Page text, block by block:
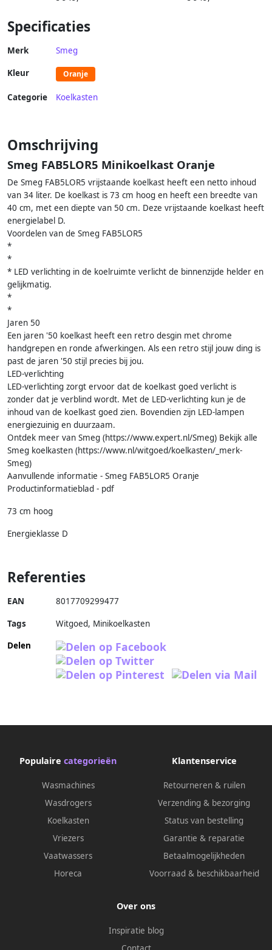
Specificaties
Merk Smeg
Kleur Oranje
Categorie Koelkasten
Omschrijving
Smeg FAB5LOR5 Minikoelkast Oranje
De Smeg FAB5LOR5 vrijstaande koelkast heeft een netto inhoud
van 34 liter. De koelkast is 73 cm hoog en heeft een breedte van
40 cm, met een diepte van 50 cm. Deze vrijstaande koelkast heeft
energielabel D.
Voordelen van de Smeg FAB5LOR5
*
*
* LED verlichting in de koelruimte verlicht de binnenzijde helder en
gelijkmatig.
*
*
Jaren 50
Een jaren '50 koelkast heeft een retro desgin met chrome
handgrepen en ronde afwerkingen. Als een retro stijl jouw ding is
past de jaren '50 stijl precies bij jou.
LED-verlichting
LED-verlichting zorgt ervoor dat de koelkast goed verlicht is
zonder dat je verblind wordt. Met de LED-verlichting kun je de
inhoud van de koelkast goed zien. Bovendien zijn LED-lampen
energiezuinig en duurzaam.
Ontdek meer van Smeg (https://www.expert.nl/Smeg) Bekijk alle
Smeg koelkasten (https://www.nl/witgoed/koelkasten/_merk-
Smeg)
Aanvullende informatie - Smeg FAB5LOR5 Oranje
Productinformatieblad - pdf
73 cm hoog
Energieklasse D
Referenties
EAN 8017709299477
Tags
Witgoed, Minikoelkasten
Delen
Populaire categorieën
Wasmachines
Wasdrogers
Koelkasten
Vriezers
Vaatwassers
Horeca
Klantenservice
Retourneren & ruilen
Verzending & bezorging
Status van bestelling
Garantie & reparatie
Betaalmogelijkheden
Voorraad & beschikbaarheid
Over ons
Inspiratie blog